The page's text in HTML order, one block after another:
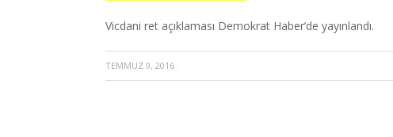
Vicdani ret açıklaması Demokrat Haber’de yayınlandı.
TEMMUZ 9, 2016 ·